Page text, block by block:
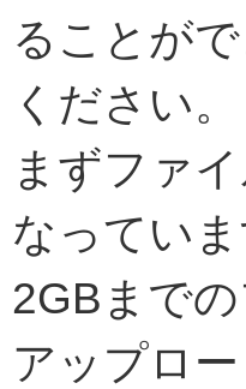
ることが
ください。
まずファ
なっていま
2GBまで
アップロ